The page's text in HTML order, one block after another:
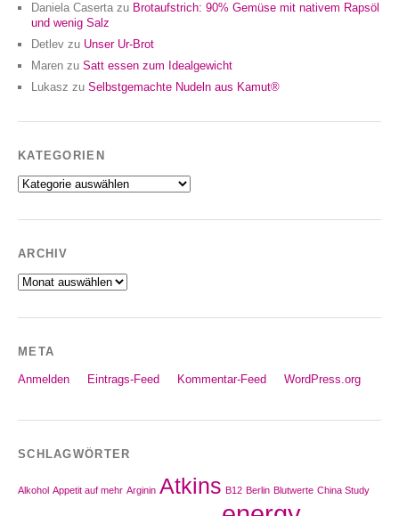
Daniela Caserta zu Brotaufstrich: 90% Gemüse mit nativem Rapsöl
und wenig Salz
Detlev zu Unser Ur-Brot
Maren zu Satt essen zum Idealgewicht
Lukasz zu Selbstgemachte Nudeln aus Kamut®
KATEGORIEN
Kategorien
ARCHIV
Archiv
META
Anmelden Eintrags-Feed Kommentar-Feed WordPress.org
SCHLAGWÖRTER
Alkohol Appetit auf mehr Arginin Atkins B12 Berlin Blutwerte China Study